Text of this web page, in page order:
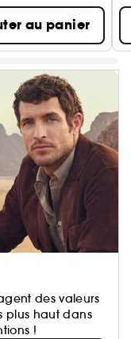
au panier
des valeurs
plus haut dans
!